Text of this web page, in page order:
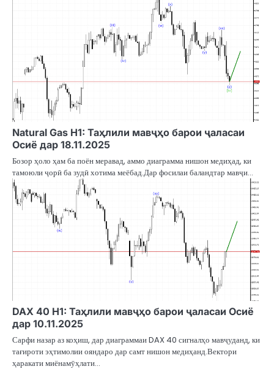
Natural Gas H1: Таҳлили мавҷҳо барои ҷаласаи
Осиё дар 18.11.2025
Бозор ҳоло ҳам ба поён меравад, аммо диаграмма нишон медиҳад, ки
тамоюли ҷорӣ ба зудӣ хотима меёбад.Дар фосилаи баландтар мавҷи…
DAX 40 H1: Таҳлили мавҷҳо барои ҷаласаи Осиё
дар 10.11.2025
Сарфи назар аз коҳиш, дар диаграммаи DAX 40 сигналҳо мавҷуданд, ки
тағироти эҳтимолии ояндаро дар самт нишон медиҳанд.Вектори
ҳаракати миёнамӯҳлати…